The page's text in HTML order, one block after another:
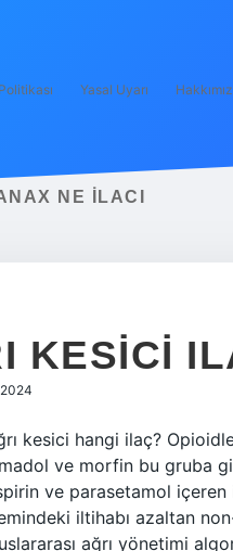
Yasal Uyarı
NE ILACI
KESICI
kesici hangi ilaç?
ve morfin bu gruba
ve parasetamol
iltihabı azaltan
ağrı yönetimi